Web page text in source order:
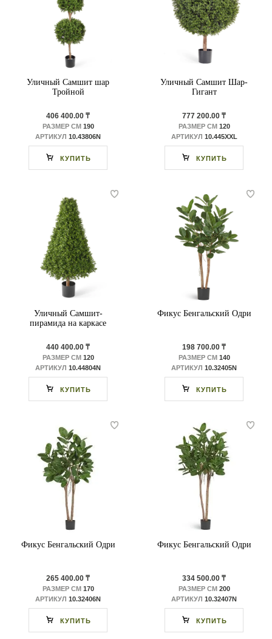
Уличный Самшит шар
Тройной
406 400.00 ₸
РАЗМЕР СМ 190
АРТИКУЛ 10.43806N
КУПИТЬ
Уличный Самшит Шар-
Гигант
777 200.00 ₸
РАЗМЕР СМ 120
АРТИКУЛ 10.445XXL
КУПИТЬ
Уличный Самшит-
пирамида на каркасе
440 400.00 ₸
РАЗМЕР СМ 120
АРТИКУЛ 10.44804N
КУПИТЬ
Фикус Бенгальский Одри
198 700.00 ₸
РАЗМЕР СМ 140
АРТИКУЛ 10.32405N
КУПИТЬ
Фикус Бенгальский Одри
265 400.00 ₸
РАЗМЕР СМ 170
АРТИКУЛ 10.32406N
КУПИТЬ
Фикус Бенгальский Одри
334 500.00 ₸
РАЗМЕР СМ 200
АРТИКУЛ 10.32407N
КУПИТЬ